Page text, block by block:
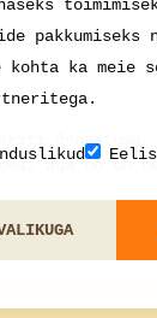
õnnestuma,
aga no on
kohta ka meie